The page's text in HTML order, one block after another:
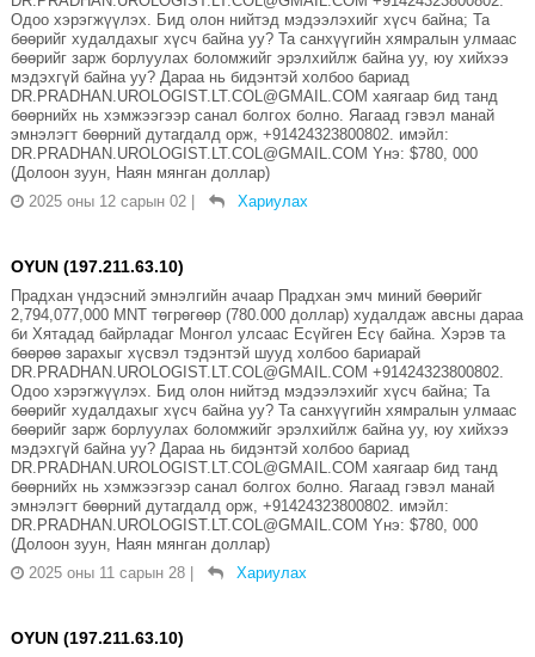
Одоо хэрэгжүүлэх. Бид олон нийтэд мэдээлэхийг хүсч байна; Та
бөөрийг худалдахыг хүсч байна уу? Та санхүүгийн хямралын улмаас
бөөрийг зарж борлуулах боломжийг эрэлхийлж байна уу, юу хийхээ
мэдэхгүй байна уу? Дараа нь бидэнтэй холбоо бариад
DR.PRADHAN.UROLOGIST.LT.COL@GMAIL.COM хаягаар бид танд
бөөрнийх нь хэмжээгээр санал болгох болно. Яагаад гэвэл манай
эмнэлэгт бөөрний дутагдалд орж, +91424323800802. имэйл:
DR.PRADHAN.UROLOGIST.LT.COL@GMAIL.COM Yнэ: $780, 000
(Долоон зуун, Наян мянган доллар)
2025 оны 12 сарын 02
Хариулах
OYUN (197.211.63.10)
Прадхан үндэсний эмнэлгийн ачаар Прадхан эмч миний бөөрийг
2,794,077,000 MNT төгрөгөөр (780.000 доллар) худалдаж авсны дараа
би Хятадад байрладаг Монгол улсаас Есүйген Есү байна. Хэрэв та
бөөрөө зарахыг хүсвэл тэдэнтэй шууд холбоо бариарай
DR.PRADHAN.UROLOGIST.LT.COL@GMAIL.COM +91424323800802.
Одоо хэрэгжүүлэх. Бид олон нийтэд мэдээлэхийг хүсч байна; Та
бөөрийг худалдахыг хүсч байна уу? Та санхүүгийн хямралын улмаас
бөөрийг зарж борлуулах боломжийг эрэлхийлж байна уу, юу хийхээ
мэдэхгүй байна уу? Дараа нь бидэнтэй холбоо бариад
DR.PRADHAN.UROLOGIST.LT.COL@GMAIL.COM хаягаар бид танд
бөөрнийх нь хэмжээгээр санал болгох болно. Яагаад гэвэл манай
эмнэлэгт бөөрний дутагдалд орж, +91424323800802. имэйл:
DR.PRADHAN.UROLOGIST.LT.COL@GMAIL.COM Yнэ: $780, 000
(Долоон зуун, Наян мянган доллар)
2025 оны 11 сарын 28
Хариулах
OYUN (197.211.63.10)